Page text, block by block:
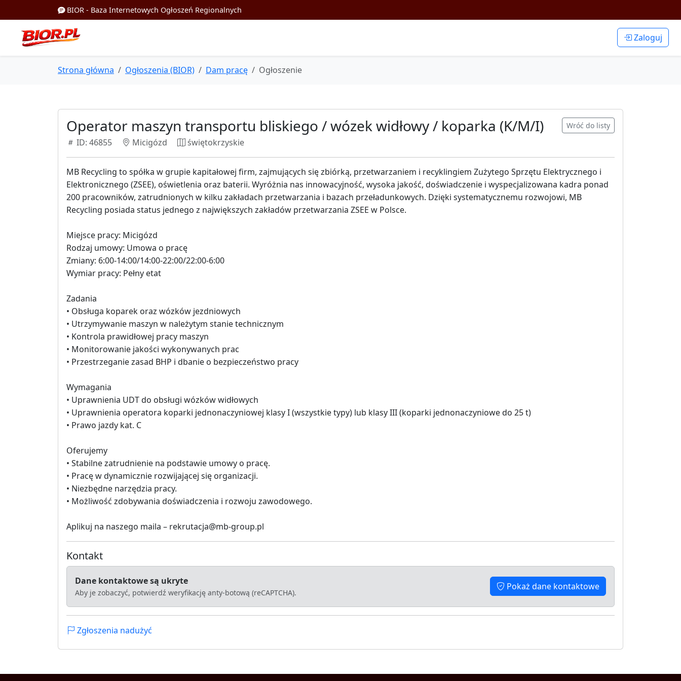
BIOR - Baza Internetowych Ogłoszeń Regionalnych
Zaloguj
Strona główna Ogłoszenia (BIOR) Dam pracę Ogłoszenie
Operator maszyn transportu bliskiego / wózek widłowy / koparka (K/M/I)
ID: 46855 Micigózd świętokrzyskie
Wróć do listy
MB Recycling to spółka w grupie kapitałowej firm, zajmujących się zbiórką, przetwarzaniem i recyklingiem Zużytego Sprzętu Elektrycznego i
Elektronicznego (ZSEE), oświetlenia oraz baterii. Wyróżnia nas innowacyjność, wysoka jakość, doświadczenie i wyspecjalizowana kadra ponad
200 pracowników, zatrudnionych w kilku zakładach przetwarzania i bazach przeładunkowych. Dzięki systematycznemu rozwojowi, MB
Recycling posiada status jednego z największych zakładów przetwarzania ZSEE w Polsce.
Miejsce pracy: Micigózd
Rodzaj umowy: Umowa o pracę
Zmiany: 6:00-14:00/14:00-22:00/22:00-6:00
Wymiar pracy: Pełny etat
Zadania
• Obsługa koparek oraz wózków jezdniowych
• Utrzymywanie maszyn w należytym stanie technicznym
• Kontrola prawidłowej pracy maszyn
• Monitorowanie jakości wykonywanych prac
• Przestrzeganie zasad BHP i dbanie o bezpieczeństwo pracy
Wymagania
• Uprawnienia UDT do obsługi wózków widłowych
• Uprawnienia operatora koparki jednonaczyniowej klasy I (wszystkie typy) lub klasy III (koparki jednonaczyniowe do 25 t)
• Prawo jazdy kat. C
Oferujemy
• Stabilne zatrudnienie na podstawie umowy o pracę.
• Pracę w dynamicznie rozwijającej się organizacji.
• Niezbędne narzędzia pracy.
• Możliwość zdobywania doświadczenia i rozwoju zawodowego.
Aplikuj na naszego maila – rekrutacja@mb-group.pl
Kontakt
Dane kontaktowe są ukryte
Aby je zobaczyć, potwierdź weryfikację anty-botową (reCAPTCHA).
Pokaż dane kontaktowe
Zgłoszenia nadużyć